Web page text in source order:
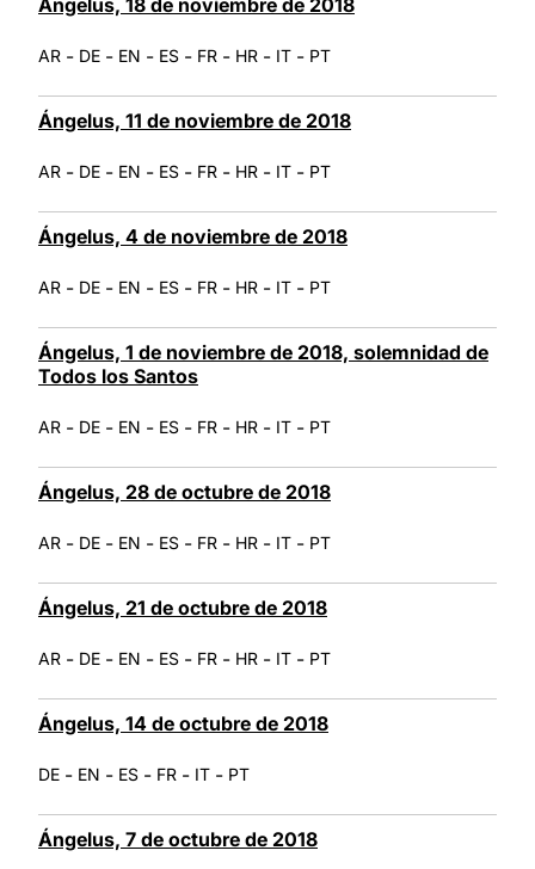
AR - DE - EN - ES - FR - HR - IT - PT
Ángelus, 11 de noviembre de 2018
AR - DE - EN - ES - FR - HR - IT - PT
Ángelus, 4 de noviembre de 2018
AR - DE - EN - ES - FR - HR - IT - PT
Ángelus, 1 de noviembre de 2018, solemnidad de
Todos los Santos
AR - DE - EN - ES - FR - HR - IT - PT
Ángelus, 28 de octubre de 2018
AR - DE - EN - ES - FR - HR - IT - PT
Ángelus, 21 de octubre de 2018
AR - DE - EN - ES - FR - HR - IT - PT
Ángelus, 14 de octubre de 2018
DE - EN - ES - FR - IT - PT
Ángelus, 7 de octubre de 2018